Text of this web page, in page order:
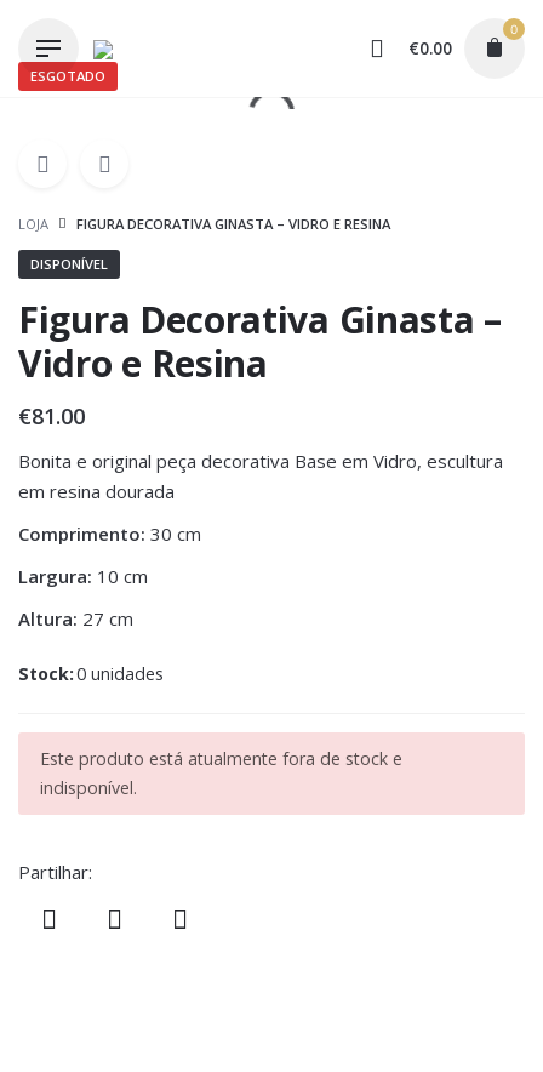
content
€0.00
0
ESGOTADO
LOJA FIGURA DECORATIVA GINASTA – VIDRO E RESINA
DISPONÍVEL
Figura Decorativa Ginasta –
Vidro e Resina
€81.00
Bonita e original peça decorativa Base em Vidro, escultura
em resina dourada
Comprimento: 30 cm
Largura: 10 cm
Altura: 27 cm
Stock:0 unidades
Este produto está atualmente fora de stock e
indisponível.
Partilhar: